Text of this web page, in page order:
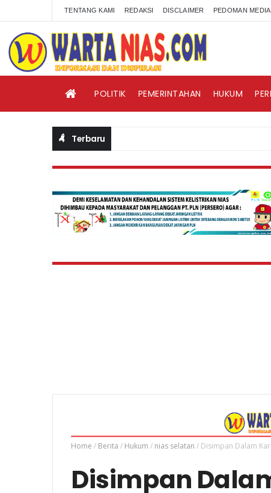
TENTANG KAMI REDAKSI DISCLAIMER PEDOMAN
POLITIK PEMERINTAHAN HUKUM
Terbaru
Home / Berita / Hukum / nias selatan / Disimpan Dalam
Disimpan